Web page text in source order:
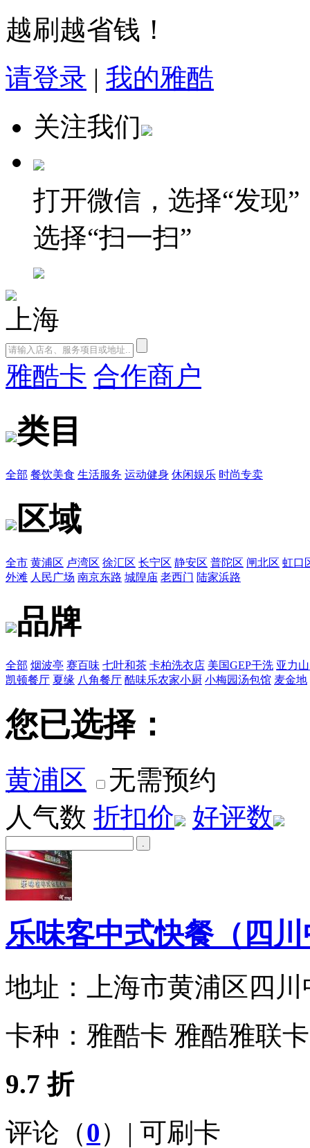
越刷越省钱！
请登录 | 我的雅酷
关注我们
打开微信，选择“发现”
选择“扫一扫”
上海
雅酷卡 合作商户
类目
全部 餐饮美食 生活服务 运动健身 休闲娱乐 时尚专卖
区域
全市 黄浦区 卢湾区 徐汇区 长宁区 静安区 普陀区 闸北区 虹口
外滩 人民广场 南京东路 城隍庙 老西门 陆家浜路
品牌
全部 烟波亭 赛百味 七叶和茶 卡柏洗衣店 美国GEP干洗 亚力
凯顿餐厅 夏缘 八角餐厅 酷味乐农家小厨 小梅园汤包馆 麦金地
您已选择：
黄浦区
无需预约
人气数 折扣价 好评数
乐味客中式快餐（四
地址：
上海市黄浦区四
卡种： 雅酷卡 雅酷雅联
9.7 折
评论（0）| 可刷卡